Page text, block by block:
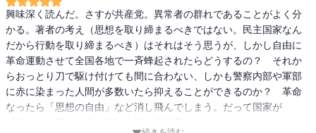
一方、ロシアでは幹部の権力闘争でスターリンが力を持ち始めてい
た。粛清が行われ、民主集中制（党指導部の上意下達の徹底）にな
る。また、他国の革命が上手くいかず、一国革命的になり、日本共
産党への関心も無くなる。
コミンテルンからの承認のためロシアを訪れた日本共産党幹部たち
は、福本イズムを否定され資金援助も止められる。これによって党
の再結成は戦後まで出来なかった。
興味深く読んだ。さすが共産党。異常者の群れであることがよく分
かる。著者の考え（思想を取り締まるべきではない。民主国家なん
だから行動を取り締まるべき）はそれはそう思うが、しかし自由に
革命運動させて全国各地で一斉蜂起されたらどうするの？　それか
らおっとり刀で駆け付けても間に合わない、しかも警察内部や軍部
に赤に染まった人間が多数いたら抑えることができるのか？　革命
なったら「思想の自由」など消し飛んでしまう。だって国家が